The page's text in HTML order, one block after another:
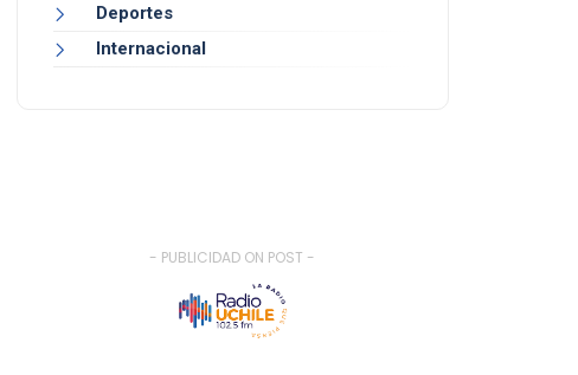
Deportes
Internacional
- PUBLICIDAD ON POST -